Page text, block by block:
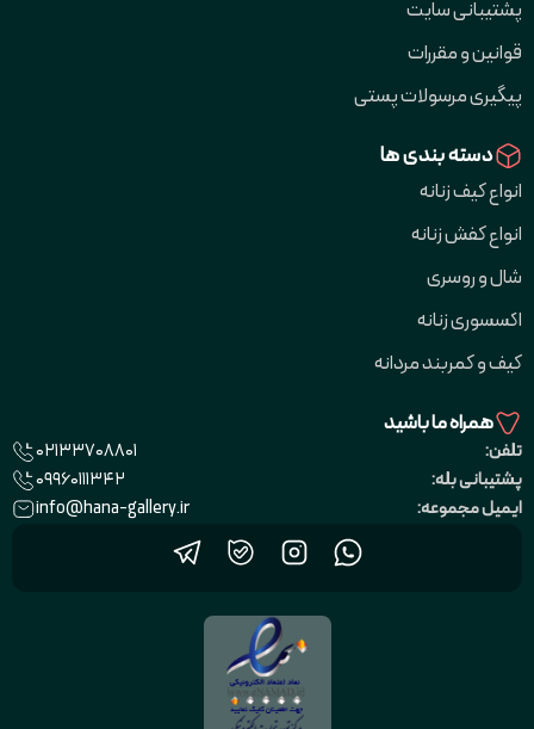
پشتیبانی سایت
قوانین و مقررات
پیگیری مرسولات پستی
دسته بندی ها
انواع کیف زنانه
انواع کفش زنانه
شال و روسری
اکسسوری زنانه
کیف و کمربند مردانه
همراه ما باشید
تلفن:
02133708801
پشتیبانی بله:
09960111342
ایمیل مجموعه:
info@hana-gallery.ir